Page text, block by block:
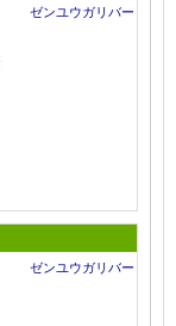
ゼンユウガリバー
ゼンユウガリバー